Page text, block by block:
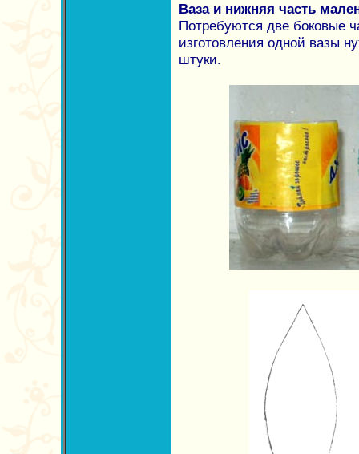
Ваза и нижняя часть
Потребуются две боковые
изготовления одной вазы
штуки.